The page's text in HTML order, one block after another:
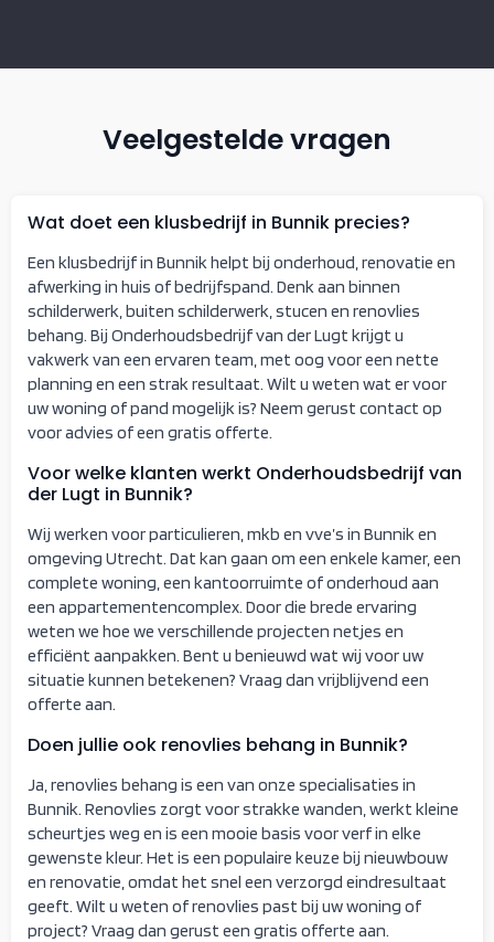
Veelgestelde vragen
Wat doet een klusbedrijf in Bunnik precies?
Een klusbedrijf in Bunnik helpt bij onderhoud, renovatie en
afwerking in huis of bedrijfspand. Denk aan binnen
schilderwerk, buiten schilderwerk, stucen en renovlies
behang. Bij Onderhoudsbedrijf van der Lugt krijgt u
vakwerk van een ervaren team, met oog voor een nette
planning en een strak resultaat. Wilt u weten wat er voor
uw woning of pand mogelijk is? Neem gerust contact op
voor advies of een gratis offerte.
Voor welke klanten werkt Onderhoudsbedrijf van
der Lugt in Bunnik?
Wij werken voor particulieren, mkb en vve’s in Bunnik en
omgeving Utrecht. Dat kan gaan om een enkele kamer, een
complete woning, een kantoorruimte of onderhoud aan
een appartementencomplex. Door die brede ervaring
weten we hoe we verschillende projecten netjes en
efficiënt aanpakken. Bent u benieuwd wat wij voor uw
situatie kunnen betekenen? Vraag dan vrijblijvend een
offerte aan.
Doen jullie ook renovlies behang in Bunnik?
Ja, renovlies behang is een van onze specialisaties in
Bunnik. Renovlies zorgt voor strakke wanden, werkt kleine
scheurtjes weg en is een mooie basis voor verf in elke
gewenste kleur. Het is een populaire keuze bij nieuwbouw
en renovatie, omdat het snel een verzorgd eindresultaat
geeft. Wilt u weten of renovlies past bij uw woning of
project? Vraag dan gerust een gratis offerte aan.